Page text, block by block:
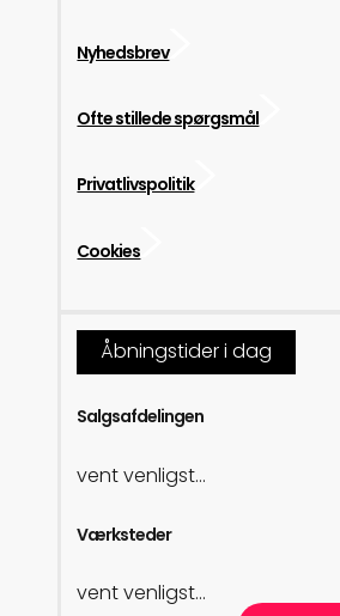
Nyhedsbrev
Ofte stillede spørgsmål
Privatlivspolitik
Cookies
Åbningstider i dag
Salgsafdelingen
vent venligst...
Værksteder
vent venligst...